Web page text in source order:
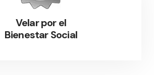
Velar por el
Bienestar Social